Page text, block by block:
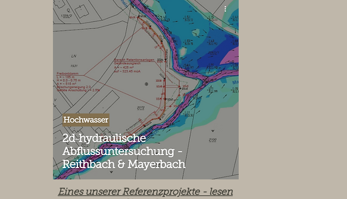
Eines unserer Referenzprojekte - lesen